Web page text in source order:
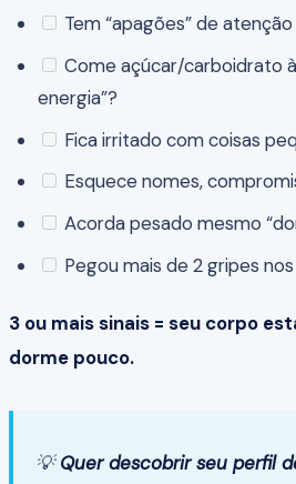
Tem “apagões” de
Come açúcar/carboidrato
energia”?
Fica irritado com coisas
Esquece nomes,
Acorda pesado mesmo
Pegou mais de 2 gripes
3 ou mais sinais = seu corpo
dorme pouco.
💡Quer descobrir seu perfil